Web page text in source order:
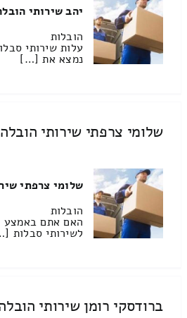
יהב שירותי
הובלות
עלות שירותי
נמצא את […]
שלומי צרפתי שירותי הובלה
שלומי צרפתי
הובלות
האם אתם באמצע
לשירותי סבלות
ברודסקי רומן שירותי